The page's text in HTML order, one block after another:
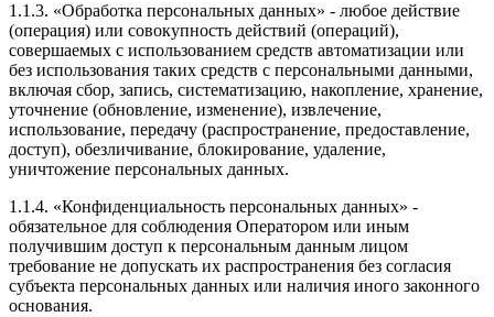
1.1.3. «Обработка персональных данных» - любое действие
(операция) или совокупность действий (операций),
совершаемых с использованием средств автоматизации или
без использования таких средств с персональными данными,
включая сбор, запись, систематизацию, накопление, хранение,
уточнение (обновление, изменение), извлечение,
использование, передачу (распространение, предоставление,
доступ), обезличивание, блокирование, удаление,
уничтожение персональных данных.
1.1.4. «Конфиденциальность персональных данных» -
обязательное для соблюдения Оператором или иным
получившим доступ к персональным данным лицом
требование не допускать их распространения без согласия
субъекта персональных данных или наличия иного законного
основания.